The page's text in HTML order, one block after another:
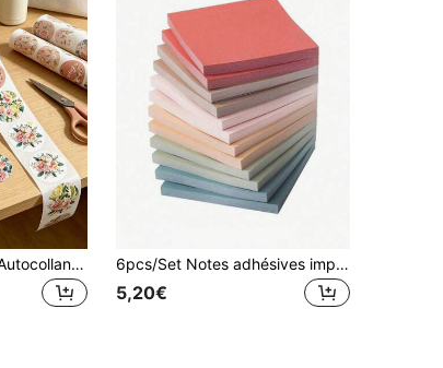
500 pièces/rouleau Autocollants floraux Merci, convient pour les cahiers, les guitares, les réfrigérateurs, les planches de skate, les agendas, les enveloppes, la décoration de cartes, autocollants pour la Fête des Mères 6pcs/Set Notes adhésives imprimées rétro 6 couleurs 3*3 pouces Bloc-notes de couleur unie à haute adhérence pour les étudiants
5,20€